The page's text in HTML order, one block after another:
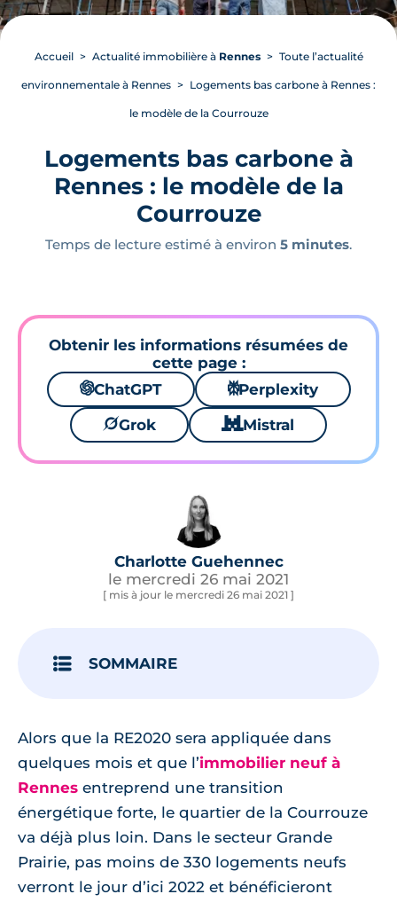
Accueil Actualité immobilière à Rennes Toute l’actualité
environnementale à Rennes Logements bas carbone à Rennes :
le modèle de la Courrouze
Logements bas carbone à
Rennes : le modèle de la
Courrouze
Temps de lecture estimé à environ 5 minutes.
Obtenir les informations résumées de
cette page :
🌌ChatGPT ⚙Perplexity
🪐Grok 🐱 Mistral
Charlotte Guehennec
le mercredi 26 mai 2021
[ mis à jour le mercredi 26 mai 2021 ]
SOMMAIRE
Alors que la RE2020 sera appliquée dans
quelques mois et que l’immobilier neuf à
Rennes entreprend une transition
énergétique forte, le quartier de la Courrouze
va déjà plus loin. Dans le secteur Grande
Prairie, pas moins de 330 logements neufs
verront le jour d’ici 2022 et bénéficieront